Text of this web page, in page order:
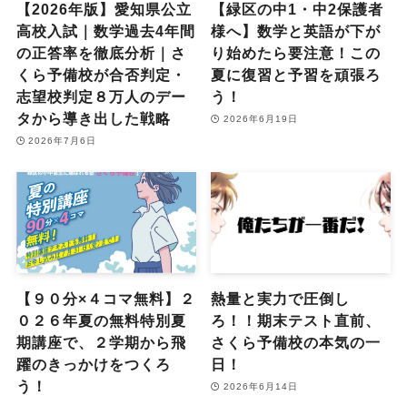
【2026年版】愛知県公立
高校入試｜数学過去4年間
の正答率を徹底分析｜さ
くら予備校が合否判定・
志望校判定８万人のデー
タから導き出した戦略
2026年7月6日
【緑区の中1・中2保護者
様へ】数学と英語が下が
り始めたら要注意！この
夏に復習と予習を頑張ろ
う！
2026年6月19日
【９０分×４コマ無料】２
０２６年夏の無料特別夏
期講座で、２学期から飛
躍のきっかけをつくろ
う！
熱量と実力で圧倒し
ろ！！期末テスト直前、
さくら予備校の本気の一
日！
2026年6月14日